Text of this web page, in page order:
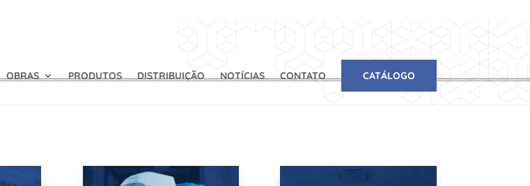
OBRAS PRODUTOS DISTRIBUIÇÃO NOTÍCIAS CONTATO CATÁLOGO